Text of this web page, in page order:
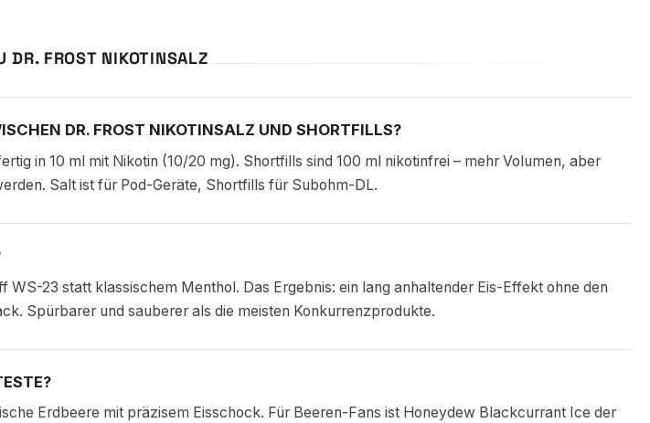
DR. FROST NIKOTINSALZ
DR. FROST NIKOTINSALZ UND SHORTFILLS?
in 10 ml mit Nikotin (10/20 mg). Shortfills sind 100 ml nikotinfrei – mehr Volumen, aber
Salt ist für Pod-Geräte, Shortfills für Subohm-DL.
WS-23 statt klassischem Menthol. Das Ergebnis: ein lang anhaltender Eis-Effekt ohne den
Spürbarer und sauberer als die meisten Konkurrenzprodukte.
Erdbeere mit präzisem Eisschock. Für Beeren-Fans ist Honeydew Blackcurrant Ice der